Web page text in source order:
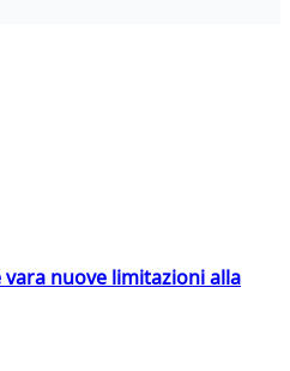
nuove limitazioni alla